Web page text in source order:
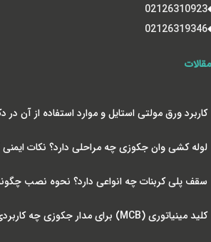
02126310923
02126319346
مقالات
کاربرد ورق مولتی استایل و موارد استفاده از آن در
لوله کشی وان جکوزی چه مراحلی دارد؟ نکات
سقف پلی کربنات چه انواعی دارد؟ نحوه نصب
کلید مینیاتوری (MCB) برای مدار جکوزی چه کاربردی دارد؟